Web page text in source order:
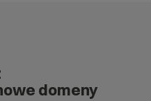
domeny